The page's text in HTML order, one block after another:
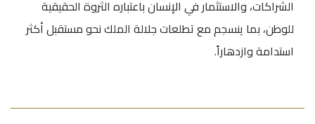
الشراكات، والاستثمار في الإنسان باعتباره الثروة الحقيقية
للوطن، بما ينسجم مع تطلعات جلالة الملك نحو مستقبل أكثر
استدامة وازدهاراً.